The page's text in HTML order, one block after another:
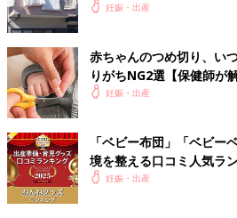
妊娠・出産
赤ちゃんのつめ切り、い
りがちNG2選【保健師が解
妊娠・出産
「ベビー布団」「ベビー
境を整える口コミ人気ラ
んグッズ大賞2025】
妊娠・出産